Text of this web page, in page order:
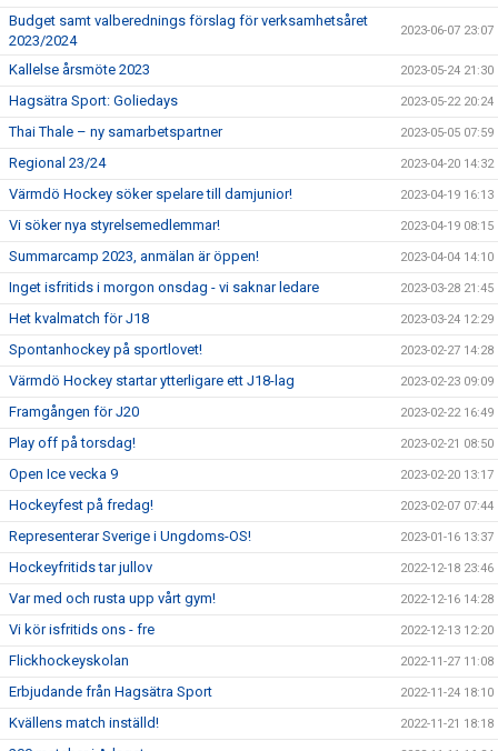
Budget samt valberednings förslag för verksamhetsåret
2023/2024
2023-06-07 23:07
Kallelse årsmöte 2023 2023-05-24 21:30
Hagsätra Sport: Goliedays 2023-05-22 20:24
Thai Thale – ny samarbetspartner 2023-05-05 07:59
Regional 23/24 2023-04-20 14:32
Värmdö Hockey söker spelare till damjunior! 2023-04-19 16:13
Vi söker nya styrelsemedlemmar! 2023-04-19 08:15
Summarcamp 2023, anmälan är öppen! 2023-04-04 14:10
Inget isfritids i morgon onsdag - vi saknar ledare 2023-03-28 21:45
Het kvalmatch för J18 2023-03-24 12:29
Spontanhockey på sportlovet! 2023-02-27 14:28
Värmdö Hockey startar ytterligare ett J18-lag 2023-02-23 09:09
Framgången för J20 2023-02-22 16:49
Play off på torsdag! 2023-02-21 08:50
Open Ice vecka 9 2023-02-20 13:17
Hockeyfest på fredag! 2023-02-07 07:44
Representerar Sverige i Ungdoms-OS! 2023-01-16 13:37
Hockeyfritids tar jullov 2022-12-18 23:46
Var med och rusta upp vårt gym! 2022-12-16 14:28
Vi kör isfritids ons - fre 2022-12-13 12:20
Flickhockeyskolan 2022-11-27 11:08
Erbjudande från Hagsätra Sport 2022-11-24 18:10
Kvällens match inställd! 2022-11-21 18:18